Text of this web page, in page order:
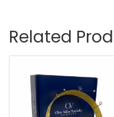
Related